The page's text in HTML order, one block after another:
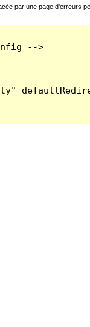
par une page d'erreurs
-->